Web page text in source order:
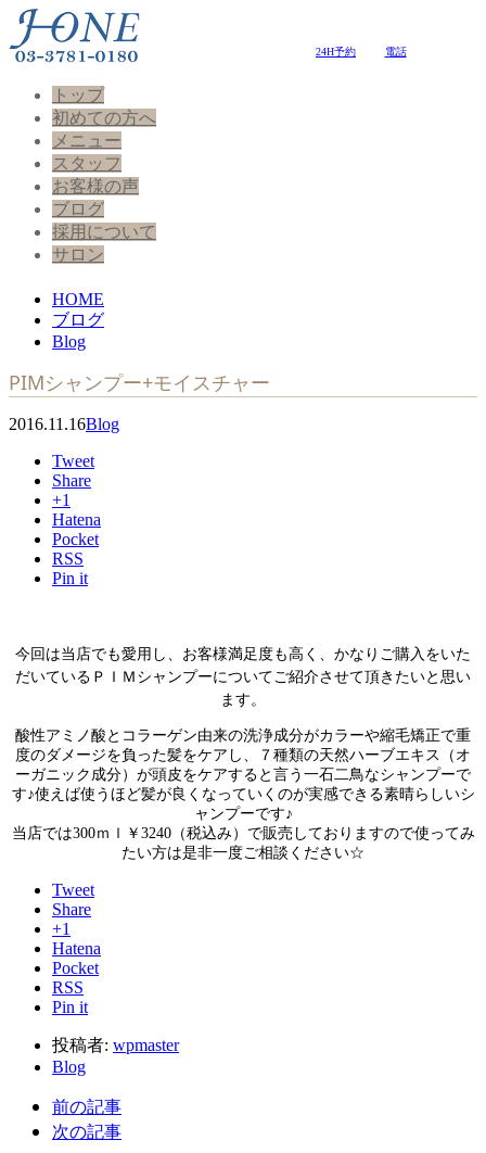
24H予約 電話
トップ
初めての方へ
メニュー
スタッフ
お客様の声
ブログ
採用について
サロン
HOME
ブログ
Blog
PIMシャンプー+モイスチャー
2016.11.16Blog
Tweet
Share
+1
Hatena
Pocket
RSS
Pin it
今回は当店でも愛用し、お客様満足度も高く、かなりご購入をいた
だいているＰＩＭシャンプーについてご紹介させて頂きたいと思い
ます。
酸性アミノ酸とコラーゲン由来の洗浄成分がカラーや縮毛矯正で重
度のダメージを負った髪をケアし、７種類の天然ハーブエキス（オ
ーガニック成分）が頭皮をケアすると言う一石二鳥なシャンプーで
す♪使えば使うほど髪が良くなっていくのが実感できる素晴らしいシ
ャンプーです♪
当店では300ｍｌ￥3240（税込み）で販売しておりますので使ってみ
たい方は是非一度ご相談ください☆
Tweet
Share
+1
Hatena
Pocket
RSS
Pin it
投稿者: wpmaster
Blog
前の記事
次の記事